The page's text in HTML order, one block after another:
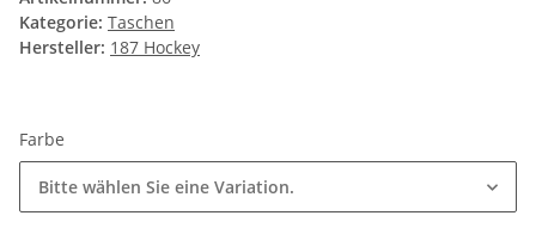
Kategorie: Taschen
Hersteller: 187 Hockey
Farbe
Bitte wählen Sie eine Variation.